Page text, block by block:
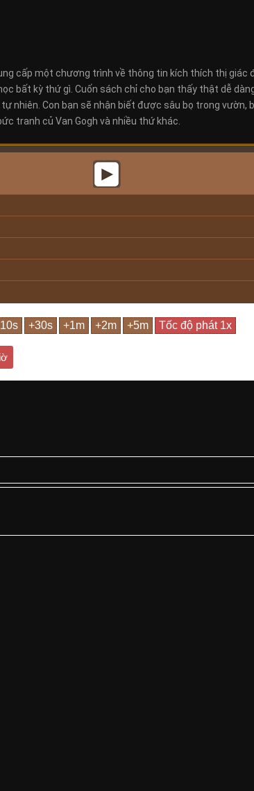
cấp một chương trình về thông tin kích thích thị
bất kỳ thứ gì. Cuốn sách chỉ cho bạn thấy thật dễ
nhiên. Con bạn sẽ nhận biết được sâu bọ trong vườn,
tranh củ Van Gogh và nhiều thứ khác.